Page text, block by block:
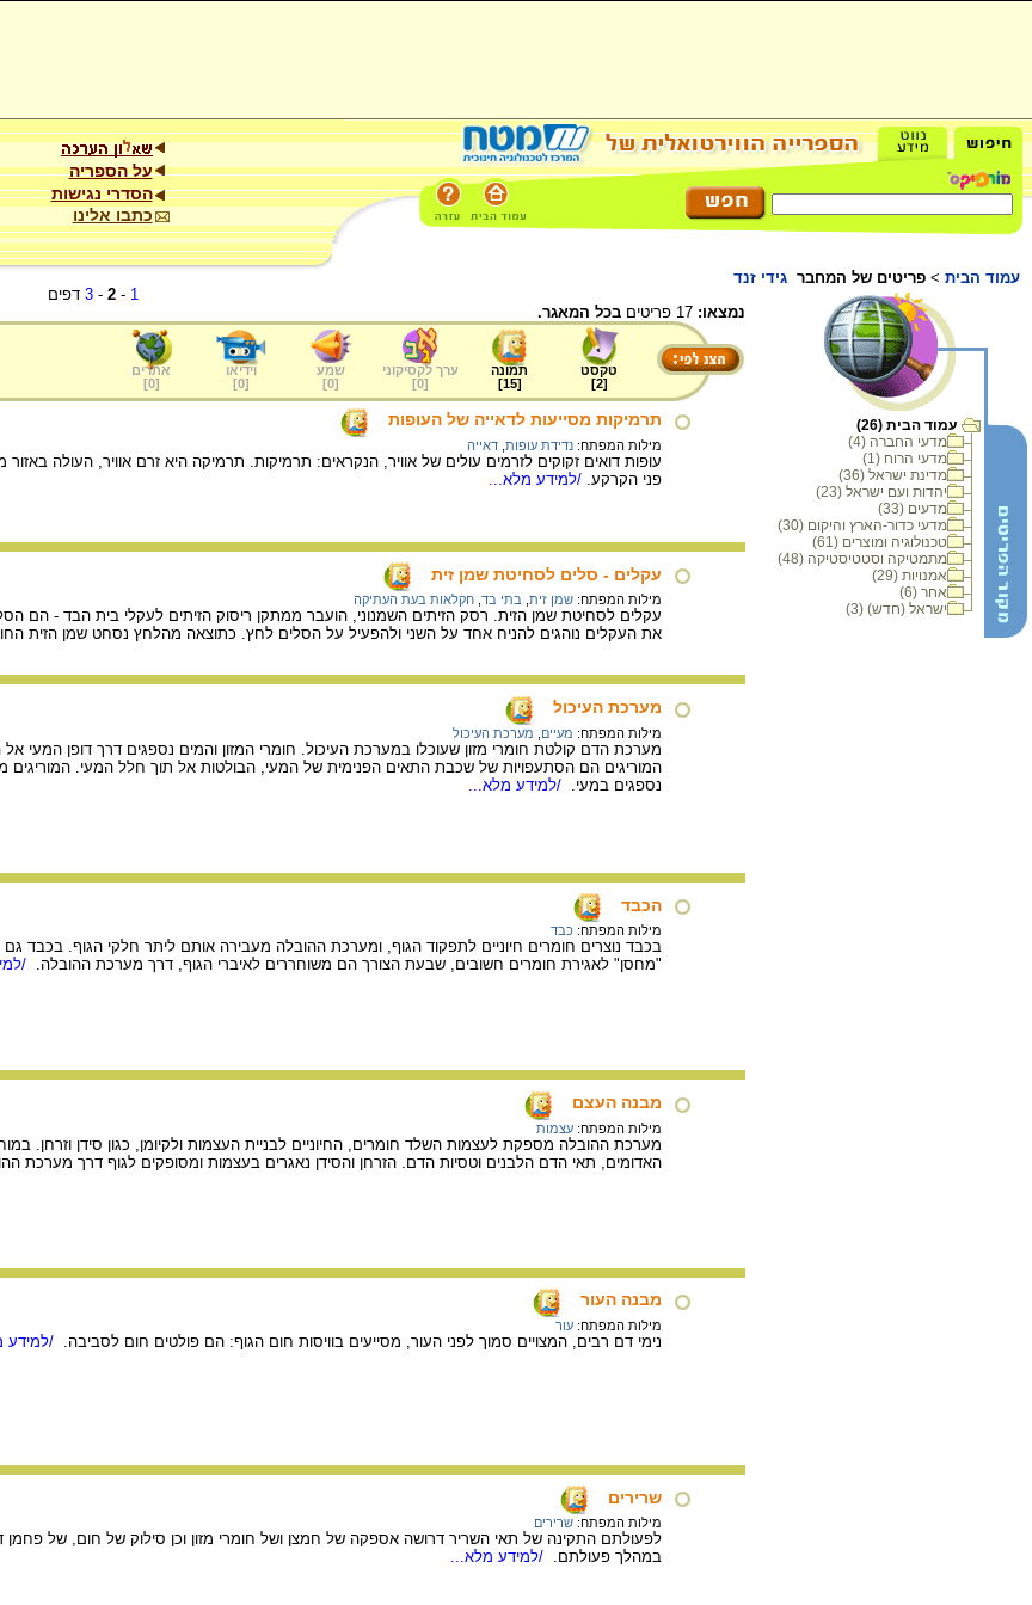
על הספריה
הסדרי נגישות
כתבו אלינו
עמוד הבית > פריטים של המחבר גידי זנד
עמוד הבית (26)
מדעי החברה (4)
מדעי הרוח (1)
מדינת ישראל (36)
יהדות ועם ישראל (23)
מדעים (33)
מדעי כדור-הארץ והיקום (30)
טכנולוגיה ומוצרים (61)
מתמטיקה וסטטיסטיקה (48)
אמנויות (29)
אחר (6)
ישראל (חדש) (3)
1
-
2
-
3 דפים
נמצאו:
בכל המאגר.
טקסט
[
2
]
תמונה
[
15
]
ערך לקסיקוני
[
0
]
שמע
[
0
]
וידיאו
[
0
]
אתרים
[
0
]
תרמיקות מסייעות לדאייה של העופות
מילות המפתח: נדידת עופות דאייה
עופות דואים זקוקים לזרמים עולים של אוויר, הנקראים: תרמיקות. תרמיקה היא זרם אוויר, העולה
פני הקרקע. /למידע מלא...
עקלים - סלים לסחיטת שמן זית
מילות המפתח: שמן זית בתי בד חקלאות בעת העתיקה
עקלים לסחיטת שמן הזית. רסק הזיתים השמנוני, הועבר ממתקן ריסוק הזיתים לעקלי בית הבד - הם
את העקלים נוהגים להניח אחד על השני ולהפעיל על הסלים לחץ. כתוצאה מהלחץ נסחט שמן הזית
מערכת העיכול
מילות המפתח: מעיים מערכת העיכול
מערכת הדם קולטת חומרי מזון שעוכלו במערכת העיכול. חומרי המזון והמים נספגים דרך דופן המעי אל
המוריגים הם הסתעפויות של שכבת התאים הפנימית של המעי, הבולטות אל תוך חלל המעי. המוריגים
נספגים במעי.
/למידע מלא...
הכבד
מילות המפתח: כבד
בכבד נוצרים חומרים חיוניים לתפקוד הגוף, ומערכת ההובלה מעבירה אותם ליתר חלקי הגוף. בכבד
"מחסן" לאגירת חומרים חשובים, שבעת הצורך הם משוחררים לאיברי הגוף, דרך מערכת ההובלה.
/
מבנה העצם
מילות המפתח: עצמות
מערכת ההובלה מספקת לעצמות השלד חומרים, החיוניים לבניית העצמות ולקיומן, כגון סידן וזרחן.
האדומים, תאי הדם הלבנים וטסיות הדם. הזרחן והסידן נאגרים בעצמות ומסופקים לגוף דרך מערכת
מבנה העור
מילות המפתח: עור
נימי דם רבים, המצויים סמוך לפני העור, מסייעים בוויסות חום הגוף: הם פולטים חום לסביבה. /למידע
שרירים
מילות המפתח: שרירים
לפעולתם התקינה של תאי השריר דרושה אספקה של חמצן ושל חומרי מזון וכן סילוק של חום, של פחמן
במהלך פעולתם. /למידע מלא...